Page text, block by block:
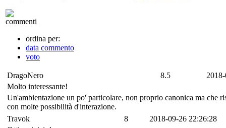
commenti
ordina per:
data commento
voto
DragoNero 8.5
Molto interessante!
Un'ambientazione un po' particolare, non proprio canonica ma che
con molte possibilità d'interazione.
Travok
8
2018-09-26 22:26:28